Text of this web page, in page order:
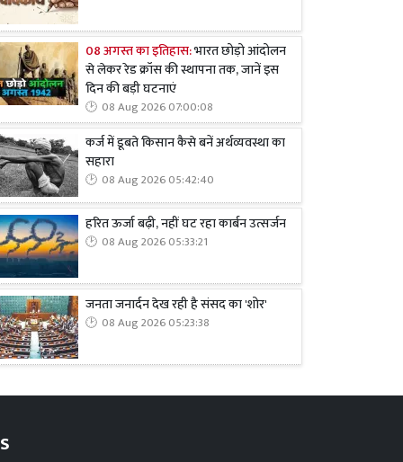
08 अगस्त का इतिहास:भारत छोड़ो आंदोलन
से लेकर रेड क्रॉस की स्थापना तक, जानें इस
दिन की बड़ी घटनाएं
08 Aug 2026 07:00:08
कर्ज में डूबते किसान कैसे बनें अर्थव्यवस्था का
सहारा
08 Aug 2026 05:42:40
हरित ऊर्जा बढ़ी, नहीं घट रहा कार्बन उत्सर्जन
08 Aug 2026 05:33:21
जनता जनार्दन देख रही है संसद का 'शोर'
08 Aug 2026 05:23:38